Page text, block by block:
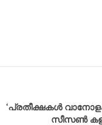
‘പ്രതീക്ഷകൾ
സീസൺ